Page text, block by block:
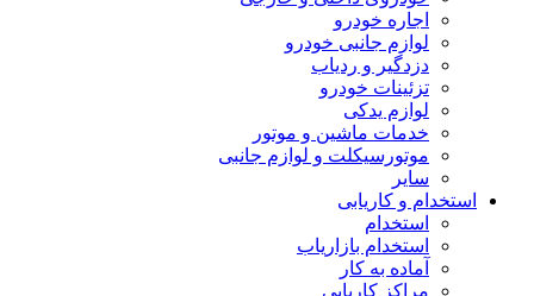
اجاره خودرو
لوازم جانبی خودرو
دزدگیر و ردیاب
تزئینات خودرو
لوازم یدکی
خدمات ماشین و موتور
موتورسیکلت و لوازم جانبی
سایر
استخدام و کاریابی
استخدام
استخدام بازاریاب
آماده به کار
مراکز کاریابی